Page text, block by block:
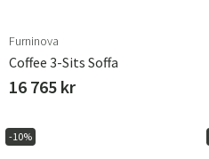
Furninova
Coffee 3-Sits Soffa
16 765 kr
-10%